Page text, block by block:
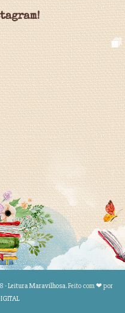
-Leitura Maravilhosa. Feito com❤por